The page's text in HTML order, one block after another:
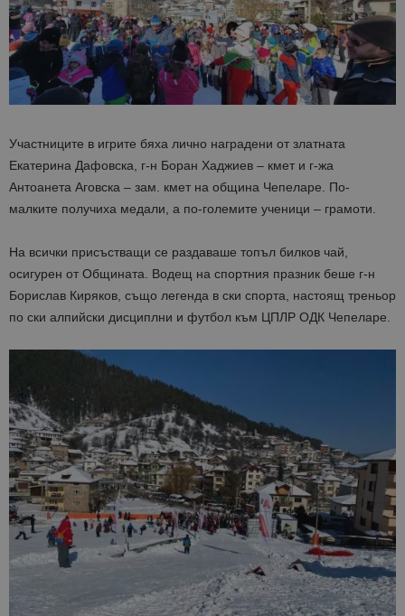
Участниците в игрите бяха лично наградени от златната
Екатерина Дафовска, г-н Боран Хаджиев – кмет и г-жа
Антоанета Аговска – зам. кмет на община Чепеларе. По-
малките получиха медали, а по-големите ученици – грамоти.
На всички присъстващи се раздаваше топъл билков чай,
осигурен от Общината. Водещ на спортния празник беше г-н
Борислав Киряков, също легенда в ски спорта, настоящ треньор
по ски алпийски дисциплни и футбол към ЦПЛР ОДК Чепеларе.